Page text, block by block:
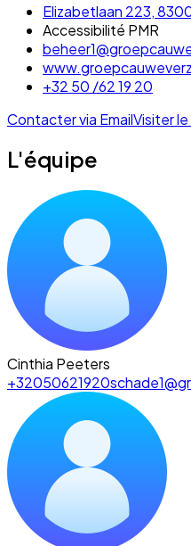
Elizabetlaan 223,
Accessibilité PMR
+32 50 /62 19 20
Contacter via EmailVisiter
L'équipe
Cinthia Peeters
+32050621920